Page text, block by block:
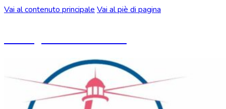
Vai al contenuto principale Vai al piè di pagina